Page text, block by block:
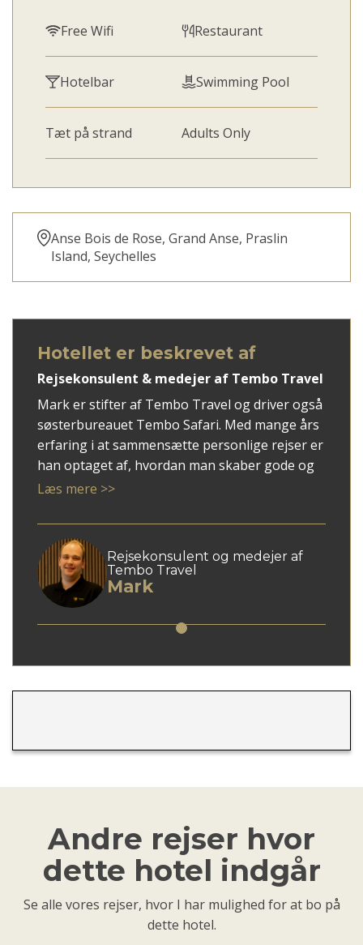
Free Wifi Restaurant
Hotelbar Swimming Pool
Tæt på strand Adults Only
Anse Bois de Rose, Grand Anse, Praslin
Island, Seychelles
Hotellet er beskrevet af
Rejsekonsulent & medejer af Tembo Travel
Mark er stifter af Tembo Travel og driver også
søsterbureauet Tembo Safari. Med mange års
erfaring i at sammensætte personlige rejser er
han optaget af, hvordan man skaber gode og
meningsfulde ferieforløb – uden stress og med
drift og har fokus på kvalitet i både rådgivning,
samarbejde og service.
Læs mere >>
Rejsekonsulent og medejer af
Tembo Travel
Mark
Andre rejser hvor
dette hotel indgår
Se alle vores rejser, hvor I har mulighed for at bo på
dette hotel.